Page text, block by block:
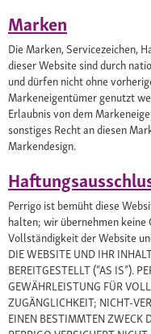
Marken
Die Marken, Servicezeichen,
dieser Website sind durch
und dürfen nicht ohne
Markeneigentümer genutzt
Erlaubnis von dem
sonstiges Recht an diesen
Markendesign.
Perrigo ist bemüht diese
halten; wir übernehmen
Vollständigkeit der Website
DIE WEBSITE UND IHR
BEREITGESTELLT (“AS IS”).
GEWÄHRLEISTUNG FÜR
ZUGÄNGLICHKEIT; NICHT-
EINEN BESTIMMTEN ZWECK